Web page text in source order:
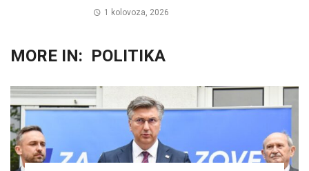
1 kolovoza, 2026
MORE IN: POLITIKA